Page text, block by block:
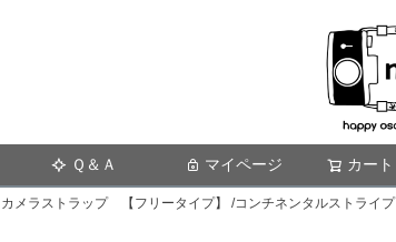
Ｑ＆Ａ マイページ カート
カメラストラップ 【フリータイプ】 /コンチネンタルストライプ